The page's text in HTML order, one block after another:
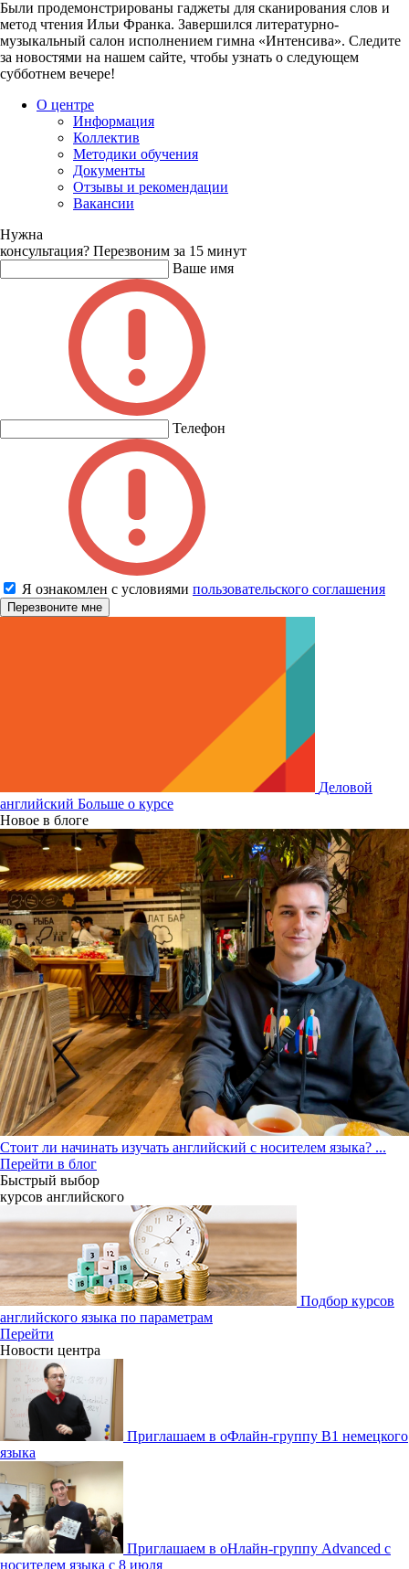
Были продемонстрированы гаджеты для сканирования слов и
метод чтения Ильи Франка. Завершился литературно-
музыкальный салон исполнением гимна «Интенсива». Следите
за новостями на нашем сайте, чтобы узнать о следующем
субботнем вечере!
О центре
Информация
Коллектив
Методики обучения
Документы
Отзывы и рекомендации
Вакансии
Нужна
консультация? Перезвоним за 15 минут
Ваше имя
Телефон
Я ознакомлен с условиями пользовательского соглашения
Деловой
английский Больше о курсе
Новое в блоге
Стоит ли начинать изучать английский с носителем языка? ...
Перейти в блог
Быстрый выбор
курсов английcкого
Подбор курсов
английского языка по параметрам
Перейти
Новости центра
Приглашаем в оФлайн-группу В1 немецкого
языка
Приглашаем в оНлайн-группу Advanced с
носителем языка с 8 июля